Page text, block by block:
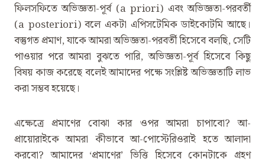
ফিলসফিতে অভিজ্ঞতা-পূর্ব (a priori) এবং অভিজ্ঞতা-পরবর্তী
(a posteriori) বলে একটা এপিসটেমিক ডাইকোটমি আছে।
বস্তুগত প্রমাণ, যাকে আমরা অভিজ্ঞতা-পরবর্তী হিসেবে বলছি, সেটি
পাওয়ার পরে আমরা বুঝতে পারি, অভিজ্ঞতা-পূর্ব হিসেবে কিছু
বিষয় কাজ করেছে বলেই আমাদের পক্ষে সংশ্লিষ্ট অভিজ্ঞতাটি লাভ
করা সম্ভব হয়েছে।
এক্ষেত্রে প্রমাণের বোঝা কার ওপর আমরা চাপাবো? আ-
প্রায়োরাইকে আমরা কীভাবে আ-পোস্টেরিওরাই হতে আলাদা
করবো? আমাদের ‌‘প্রমাণের’ ভিত্তি হিসেবে কোনটাকে গ্রহণ